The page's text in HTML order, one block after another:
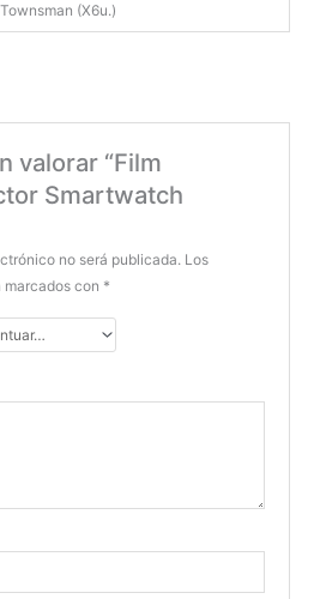
Townsman (X6u.)
valorar “Film
Smartwatch
no será publicada. Los
con *